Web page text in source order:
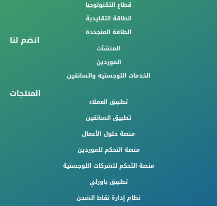
قطاع التكنولوجيا
الطاقة التقليدية
الطاقة المتجددة
انضم لنا
المنشآت
الموردين
الخدمات اللوجستيه والسائقين
المنتجات
تطبيق العملاء
تطبيق السائقين
منصة حلول الأعمال
منصة التحكم للموردين
منصة التحكم للشركات اللوجستية
تطبيق باورلي
نظام إدارة نقاط الشحن